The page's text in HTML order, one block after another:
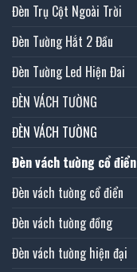
Đèn Trụ Cột Ngoài Trời
Đèn Tường Hắt 2 Đầu
Đèn Tường Led Hiện Đai
ĐÈN VÁCH TƯỜNG
ĐÈN VÁCH TƯỜNG
Đèn vách tường cổ điển
Đèn vách tường cổ điển
Đèn vách tường đồng
Đèn vách tường hiện đại